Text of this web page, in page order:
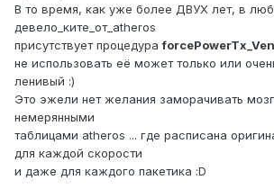
В то время, как уже более ДВУХ лет, в
девело_ките_от_atheros
присутствует процедура
не использовать её может только или
ленивый :)
Это эжели нет желания заморачивать
немерянными
таблицами atheros ... где расписана
для каждой скорости
и даже для каждого пакетика :D